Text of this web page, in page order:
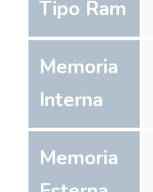
Tipo Ram
Memoria
Interna
Memoria